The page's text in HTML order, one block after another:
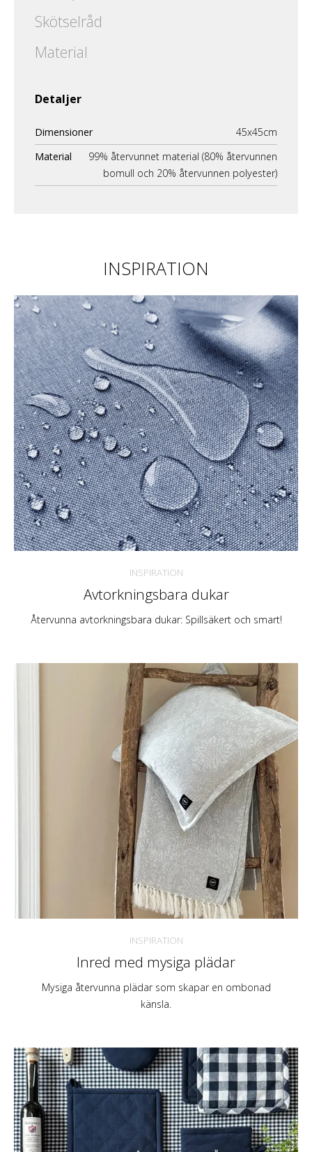
Skötselråd
Material
Detaljer
Dimensioner
45x45cm
Material
99% återvunnet material (80% återvunnen
bomull och 20% återvunnen polyester)
INSPIRATION
INSPIRATION
Avtorkningsbara dukar
Återvunna avtorkningsbara dukar: Spillsäkert och smart!
INSPIRATION
Inred med mysiga plädar
Mysiga återvunna plädar som skapar en ombonad
känsla.